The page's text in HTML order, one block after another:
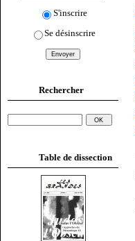
S'inscrire
Se désinscrire
Rechercher
Table de dissection